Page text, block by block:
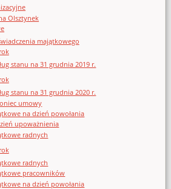
Olsztynek
majątkowego
stanu na 31 grudnia 2019 r.
stanu na 31 grudnia 2020 r.
umowy
na dzień powołania
upoważnienia
radnych
radnych
pracowników
na dzień powołania